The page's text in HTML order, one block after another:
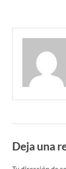
Deja una